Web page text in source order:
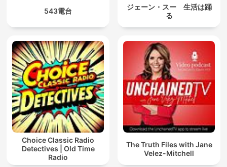
543電台
ジェーン・スー 生活は踊
る
Choice Classic Radio
Detectives | Old Time
Radio
The Truth Files with Jane
Velez-Mitchell